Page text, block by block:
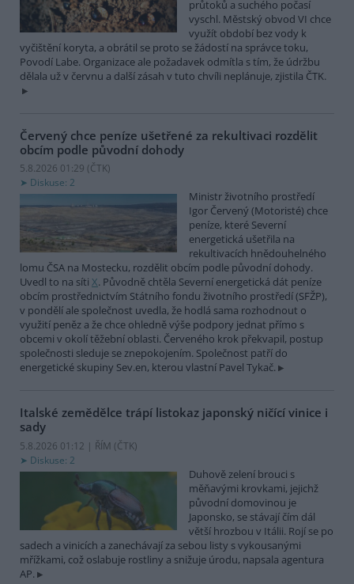
průtoků a suchého počasí
vyschl. Městský obvod VI chce
využít období bez vody k
vyčištění koryta, a obrátil se proto se žádostí na správce toku,
Povodí Labe. Organizace ale požadavek odmítla s tím, že údržbu
dělala už v červnu a další zásah v tuto chvíli neplánuje, zjistila ČTK.
Červený chce peníze ušetřené za rekultivaci rozdělit
obcím podle původní dohody
5.8.2026 01:29 (ČTK)
Diskuse: 2
Ministr životního prostředí
Igor Červený (Motoristé) chce
peníze, které Severní
energetická ušetřila na
rekultivacích hnědouhelného
lomu ČSA na Mostecku, rozdělit obcím podle původní dohody.
Uvedl to na síti X. Původně chtěla Severní energetická dát peníze
obcím prostřednictvím Státního fondu životního prostředí (SFŽP),
v pondělí ale společnost uvedla, že hodlá sama rozhodnout o
využití peněz a že chce ohledně výše podpory jednat přímo s
obcemi v okolí těžební oblasti. Červeného krok překvapil, postup
společnosti sleduje se znepokojením. Společnost patří do
energetické skupiny Sev.en, kterou vlastní Pavel Tykač.
Italské zemědělce trápí listokaz japonský ničící vinice i
sady
5.8.2026 01:12 | ŘÍM (ČTK)
Diskuse: 2
Duhově zelení brouci s
měňavými krovkami, jejichž
původní domovinou je
Japonsko, se stávají čím dál
větší hrozbou v Itálii. Rojí se po
sadech a vinicích a zanechávají za sebou listy s vykousanými
mřížkami, což oslabuje rostliny a snižuje úrodu, napsala agentura
AP.